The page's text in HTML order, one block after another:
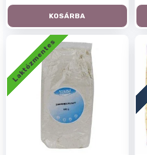
KOSÁRBA
Laktózmentes